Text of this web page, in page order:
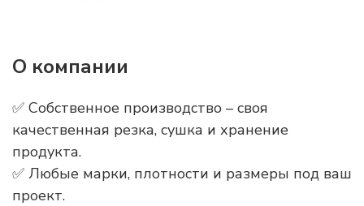
О компании
✅ Собственное производство – своя
качественная резка, сушка и хранение
продукта.
✅ Любые марки, плотности и размеры под ваш
проект.